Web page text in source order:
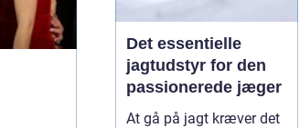
Det essentielle
jagtudstyr for den
passionerede jæger
At gå på jagt kræver det